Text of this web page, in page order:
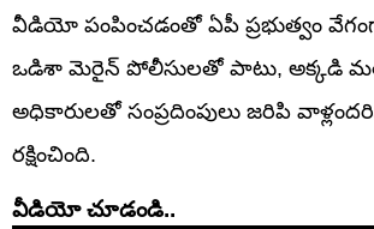
వీడియో పంపించడంతో ఏపీ ప్రభుత్వం
ఒడిశా మెరైన్ పోలీసులతో పాటు, అక్కడి
అధికారులతో సంప్రదింపులు జరిపి
రక్షించింది.
వీడియో చూడండి..